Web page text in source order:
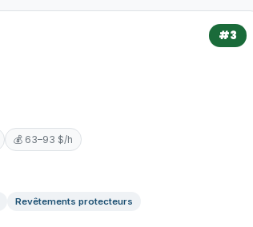
#3
💰 63–93 $/h
Revêtements protecteurs